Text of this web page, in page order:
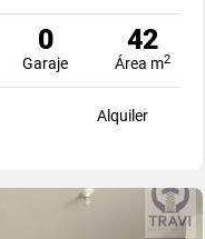
0
Garaje
42
Área m2
Alquiler